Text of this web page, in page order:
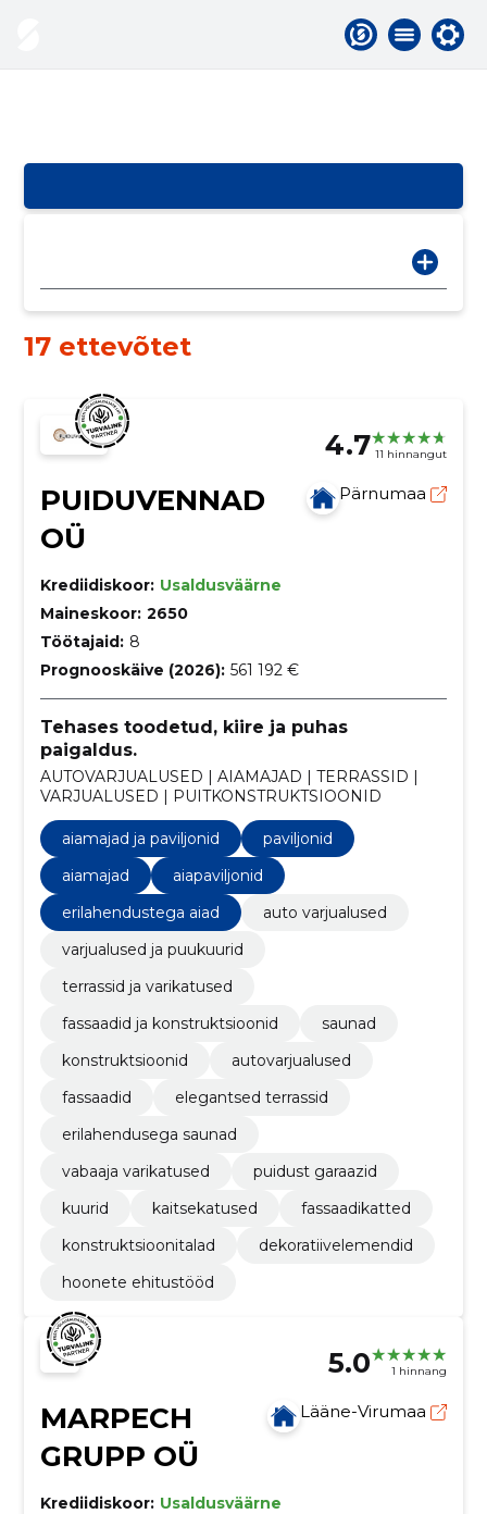
17 ettevõtet
4.7 11 hinnangut
PUIDUVENNAD
OÜ
Pärnumaa
Krediidiskoor: Usaldusväärne
Maineskoor: 2650
Töötajaid: 8
Prognooskäive (2026): 561 192 €
Tehases toodetud, kiire ja puhas
paigaldus.
AUTOVARJUALUSED | AIAMAJAD | TERRASSID |
VARJUALUSED | PUITKONSTRUKTSIOONID
aiamajad ja paviljonid
paviljonid
aiamajad
aiapaviljonid
erilahendustega aiad
auto varjualused
varjualused ja puukuurid
terrassid ja varikatused
fassaadid ja konstruktsioonid
saunad
konstruktsioonid
autovarjualused
fassaadid
elegantsed terrassid
erilahendusega saunad
vabaaja varikatused
puidust garaazid
kuurid
kaitsekatused
fassaadikatted
konstruktsioonitalad
dekoratiivelemendid
hoonete ehitustööd
5.0 1 hinnang
MARPECH
GRUPP OÜ
Lääne-Virumaa
Krediidiskoor: Usaldusväärne